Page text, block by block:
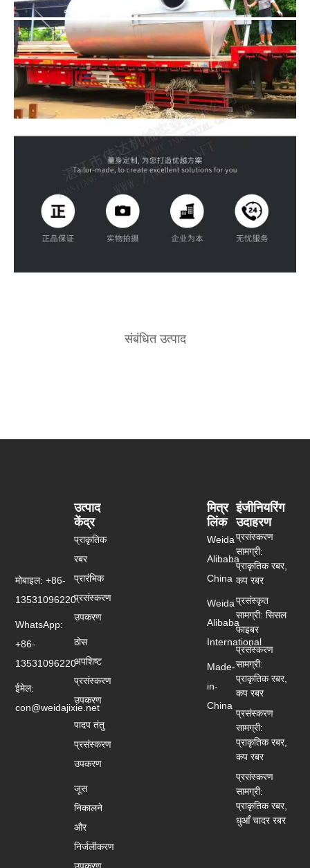
संबंधित उत्पाद
मित्र
लिंक
Weida
Alibaba
China
Weida
Alibaba
International
Made-
in-
China
उत्पाद
केंद्र
प्राकृतिक
रबर
प्रारंभिक
प्रसंस्करण
उपकरण
ठोस
अपशिष्ट
प्रसंस्करण
उपकरण
पादप तंतु
प्रसंस्करण
उपकरण
जूस
निकालने
और
निर्जलीकरण
इंजीनियरिंग
उदाहरण
प्रसंस्करण
सामग्री:
प्राकृतिक रबर,
कप रबर
प्रसंस्कृत
सामग्री: सिसल
फाइबर
प्रसंस्करण
सामग्री:
प्राकृतिक रबर,
कप रबर
प्रसंस्करण
सामग्री:
प्राकृतिक रबर,
कप रबर
प्रसंस्करण
सामग्री:
प्राकृतिक रबर,
धुआँ चादर रबर
मोबाइल: +86-
13531096220
WhatsApp:
+86-
13531096220
ईमेल:
con@weidajixie.net